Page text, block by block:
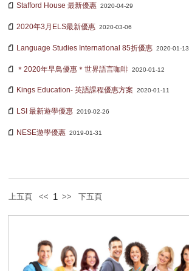
菁英中學
服務項目
常見問題
代辦感言
Stafford House 最新優惠 2020-04-29
2020年3月ELS最新優惠 2020-03-06
Language Studies International 85折優惠 2020-01-13
＊2020年早鳥優惠＊世界語言咖啡 2020-01-12
Kings Education- 英語課程優惠方案 2020-01-11
LSI 最新遊學優惠 2019-02-26
NESE遊學優惠 2019-01-31
上五頁 << 1 >> 下五頁